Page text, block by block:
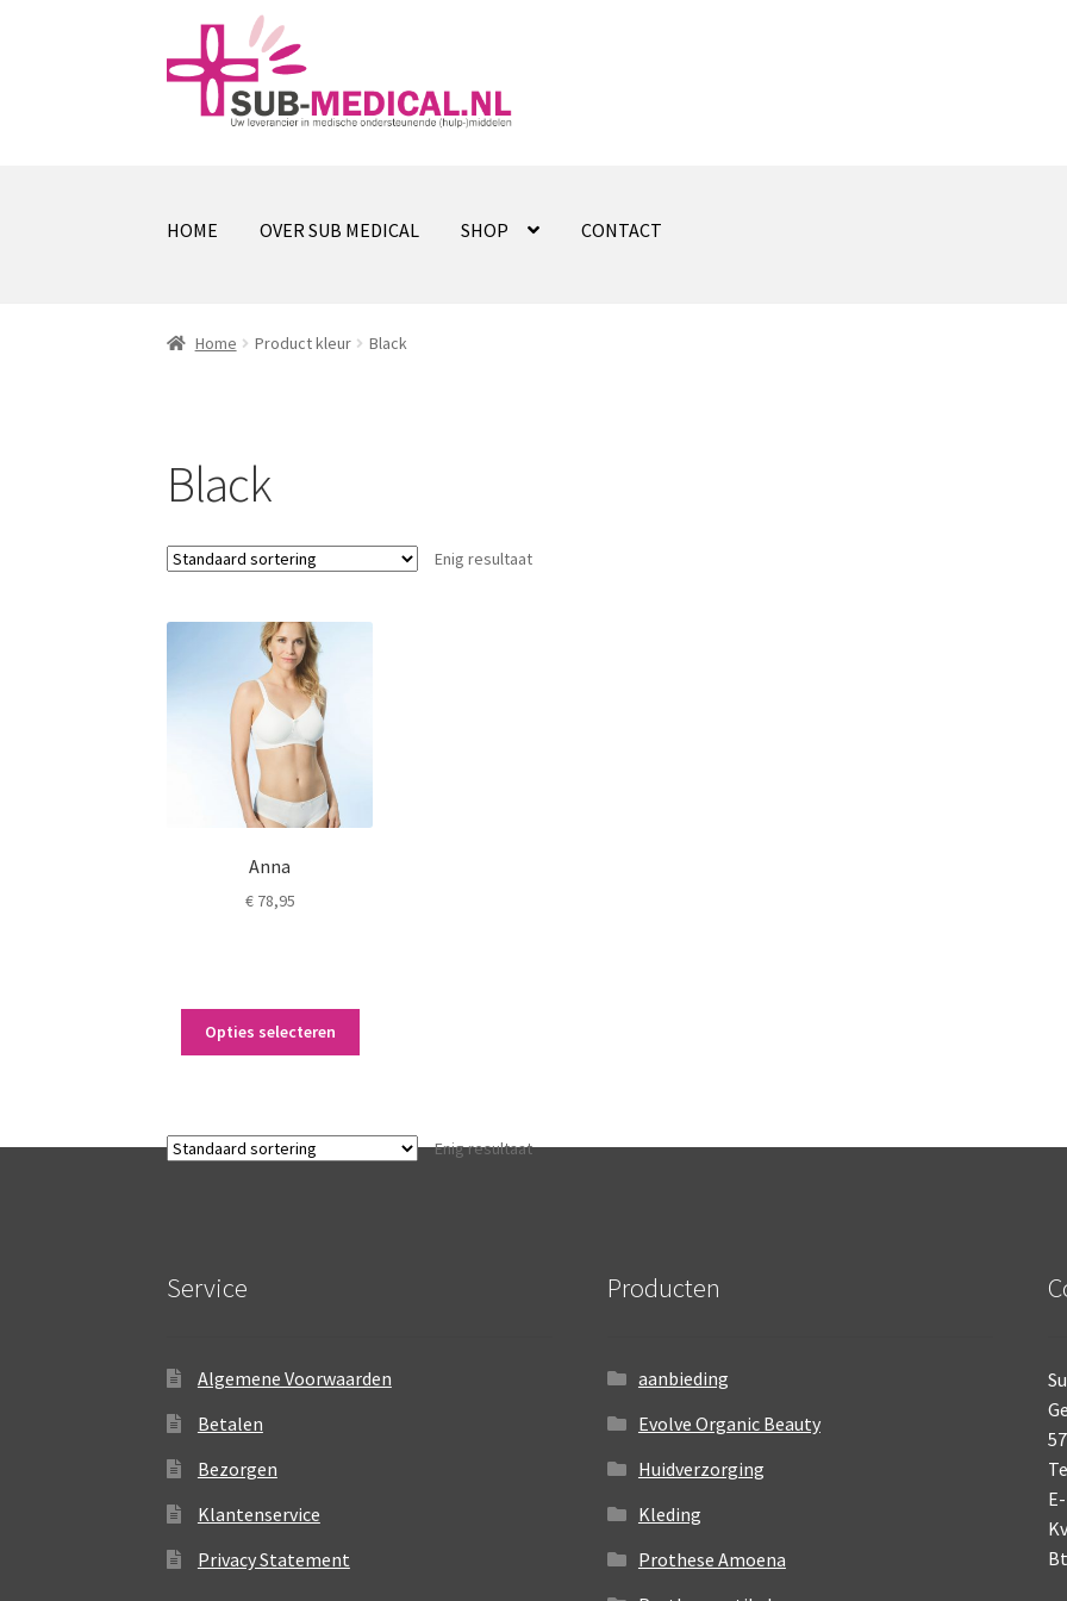
Ga
naar
Ga
HOME OVER SUB MEDICAL SHOP CONTACT
Home Product kleur Black
Black
Enig resultaat
Anna
€78,95
Opties selecteren
Enig resultaat
Service
Algemene Voorwaarden
Betalen
Bezorgen
Klantenservice
Privacy Statement
Producten
aanbieding
Evolve Organic Beauty
Huidverzorging
Kleding
Prothese Amoena